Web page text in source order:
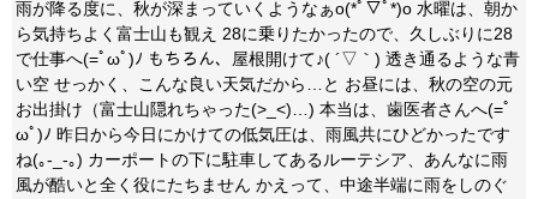
雨が降る度に、秋が深まっていくようなぁo(*ﾟ▽ﾟ*)o 水曜は、朝か
ら気持ちよく富士山も観え 28に乗りたかったので、久しぶりに28
で仕事へ(=ﾟωﾟ)ﾉ もちろん、屋根開けて♪( ´▽｀) 透き通るような青
い空 せっかく、こんな良い天気だから…と お昼には、秋の空の元
お出掛け（富士山隠れちゃった(>_<)…) 本当は、歯医者さんへ(=ﾟ
ωﾟ)ﾉ 昨日から今日にかけての低気圧は、雨風共にひどかったです
ね(｡-_-｡) カーポートの下に駐車してあるルーテシア、あんなに雨
風が酷いと全く役にたちません かえって、中途半端に雨をしのぐ